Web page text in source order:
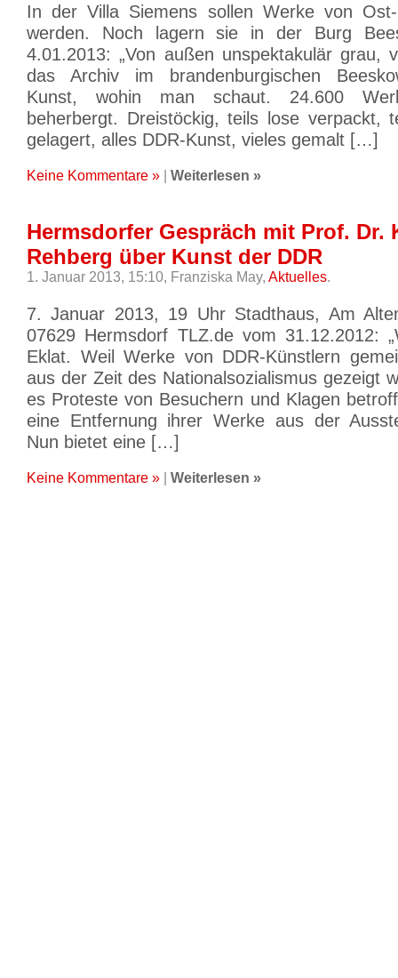
In der Villa Siemens sollen Werke von Ost-
werden. Noch lagern sie in der Burg
4.01.2013: „Von außen unspektakulär grau,
das Archiv im brandenburgischen
Kunst, wohin man schaut. 24.600
beherbergt. Dreistöckig, teils lose verpackt,
gelagert, alles DDR-Kunst, vieles gemalt […]
Keine Kommentare » Weiterlesen »
Hermsdorfer Gespräch mit Prof. Dr.
Rehberg über Kunst der DDR
1. Januar 2013, 15:10, Franziska May, Aktuelles.
7. Januar 2013, 19 Uhr Stadthaus, Am
07629 Hermsdorf TLZ.de vom 31.12.2012:
Eklat. Weil Werke von DDR-Künstlern
aus der Zeit des Nationalsozialismus gezeigt
es Proteste von Besuchern und Klagen
eine Entfernung ihrer Werke aus der
Nun bietet eine […]
Keine Kommentare » Weiterlesen »